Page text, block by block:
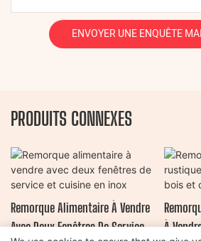
ENVOYER UNE ENQUÊTE
PRODUITS CONNEXES
Remorque Alimentaire À Vendre
Avec Deux Fenêtres De Service
À